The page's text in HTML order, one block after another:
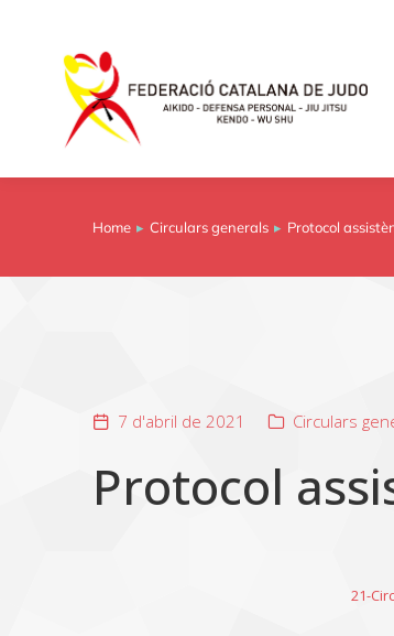
You are here:
Home Circulars generals Protocol
7 d'abril de 2021 Circulars
Protocol
21-